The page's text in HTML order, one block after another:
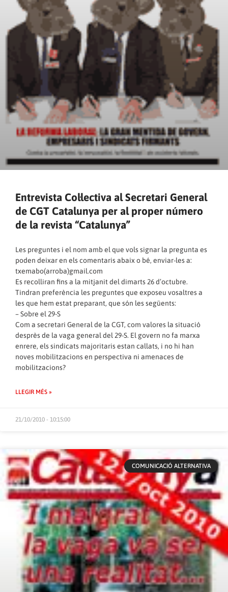
Entrevista Col·lectiva al Secretari General
de CGT Catalunya per al proper número
de la revista “Catalunya”
Les preguntes i el nom amb el que vols signar la pregunta es
poden deixar en els comentaris abaix o bé, enviar-les a:
txemabo(arroba)gmail.com
Es recolliran fins a la mitjanit del dimarts 26 d’octubre.
Tindran preferència les preguntes que exposeu vosaltres a
les que hem estat preparant, que són les següents:
– Sobre el 29-S
Com a secretari General de la CGT, com valores la situació
desprès de la vaga general del 29-S. El govern no fa marxa
enrere, els sindicats majoritaris estan callats, i no hi han
noves mobilitzacions en perspectiva ni amenaces de
mobilitzacions?
LLEGIR MÉS »
21/10/2010 - 10:15:00
COMUNICACIÓ ALTERNATIVA